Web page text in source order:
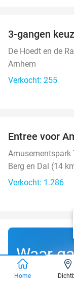
3-gangen
De Hoedt en de
Arnhem
Verkocht: 255
Entree voor
Amusementspark
Berg en Dal (14
Verkocht: 1.286
Waar
gratis
Home